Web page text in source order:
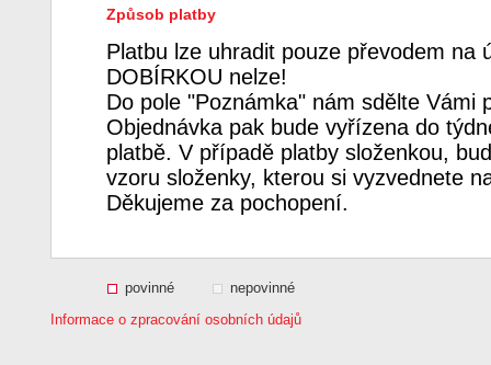
Způsob platby
Platbu lze uhradit pouze převodem na
DOBÍRKOU nelze!
Do pole "Poznámka" nám sdělte Vámi
Objednávka pak bude vyřízena do
platbě. V případě platby složenkou,
vzoru složenky, kterou si vyzvednete
Děkujeme za pochopení.
povinné
nepovinné
Informace o zpracování osobních údajů